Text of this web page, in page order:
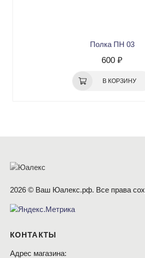
Полка ПН 03
600 ₽
В КОРЗИНУ
2026 © Ваш Юалекс.рф. Все права
КОНТАКТЫ
Адрес магазина: